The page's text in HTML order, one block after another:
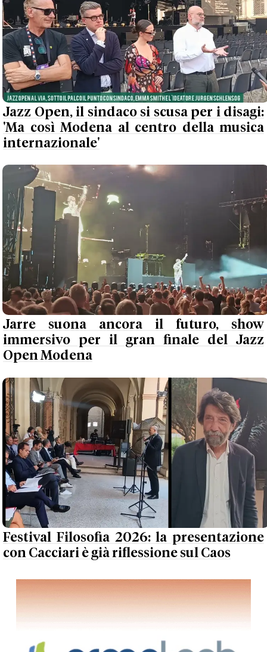
Jazz Open, il sindaco si scusa per i disagi:
'Ma così Modena al centro della musica
internazionale'
Jarre suona ancora il futuro, show
immersivo per il gran finale del Jazz
Open Modena
Festival Filosofia 2026: la presentazione
con Cacciari è già riflessione sul Caos